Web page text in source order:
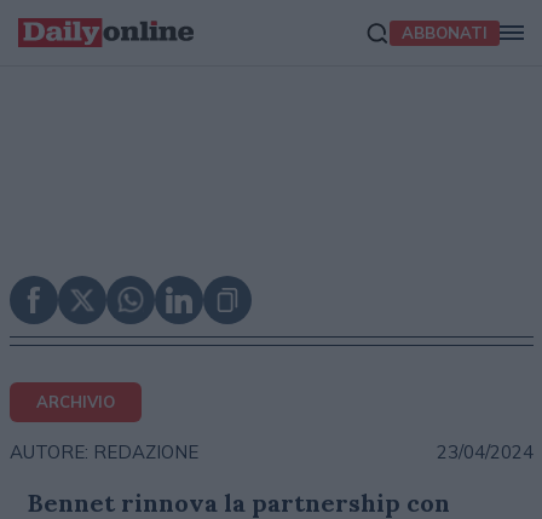
ABBONATI
ARCHIVIO
AUTORE: REDAZIONE 23/04/2024
Bennet rinnova la partnership con